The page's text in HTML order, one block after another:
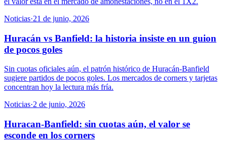
Noticias·21 de junio, 2026
Huracán vs Banfield: la historia insiste en un guion
de pocos goles
Sin cuotas oficiales aún, el patrón histórico de Huracán-Banfield
sugiere partidos de pocos goles. Los mercados de corners y tarjetas
concentran hoy la lectura más fría.
Noticias·2 de junio, 2026
Huracan-Banfield: sin cuotas aún, el valor se
esconde en los corners